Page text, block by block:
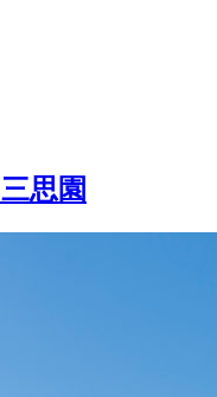
三思園